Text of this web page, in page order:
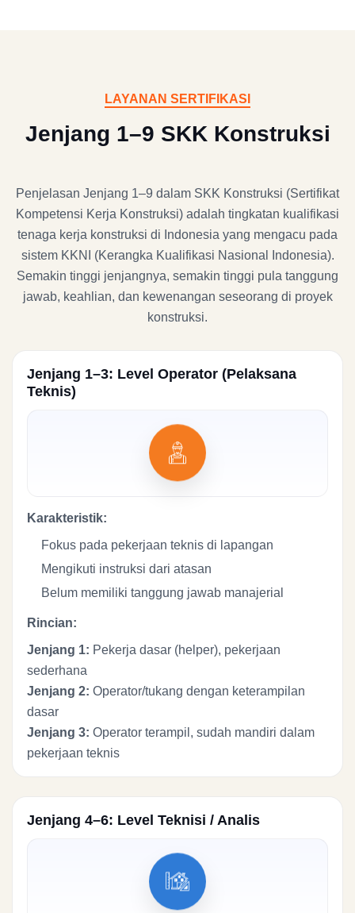
LAYANAN SERTIFIKASI
Jenjang 1–9 SKK Konstruksi
Penjelasan Jenjang 1–9 dalam SKK Konstruksi (Sertifikat
Kompetensi Kerja Konstruksi) adalah tingkatan kualifikasi
tenaga kerja konstruksi di Indonesia yang mengacu pada
sistem KKNI (Kerangka Kualifikasi Nasional Indonesia).
Semakin tinggi jenjangnya, semakin tinggi pula tanggung
jawab, keahlian, dan kewenangan seseorang di proyek
konstruksi.
Jenjang 1–3: Level Operator (Pelaksana
Teknis)
Karakteristik:
Fokus pada pekerjaan teknis di lapangan
Mengikuti instruksi dari atasan
Belum memiliki tanggung jawab manajerial
Rincian:
Jenjang 1: Pekerja dasar (helper), pekerjaan
sederhana
Jenjang 2: Operator/tukang dengan keterampilan
dasar
Jenjang 3: Operator terampil, sudah mandiri dalam
pekerjaan teknis
Jenjang 4–6: Level Teknisi / Analis